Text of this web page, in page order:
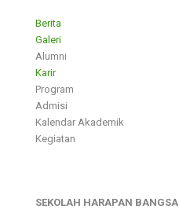
Berita
Galeri
Alumni
Karir
Program
Admisi
Kalendar Akademik
Kegiatan
SEKOLAH HARAPAN BANGSA